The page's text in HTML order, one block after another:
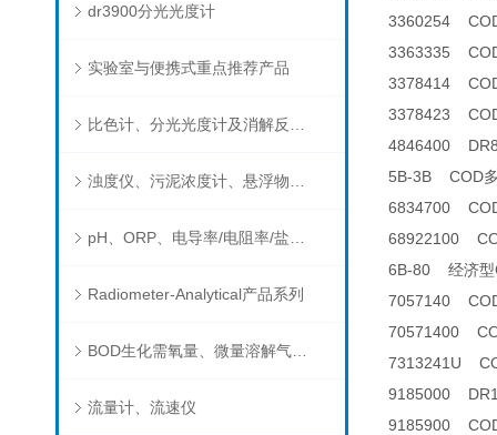
dr3900分光光度计
实验室与便携式重点推荐产品
Radiometer-Analytical产品系列
BOD生化需氧量、微量溶解气体和现场水质测试组件以及其他分析仪
流量计、流速仪
3360254
3363335
3378414
3378423
4846400
5B-3B COD
6834700
68922100
6B-80 经济型
7057140
70571400
7313241U
9185000
9185900 COD